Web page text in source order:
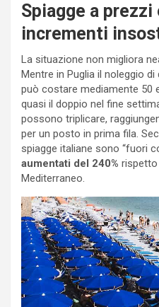
Spiagge a
incrementi
La situazione non migliora
Mentre in Puglia il noleggio
può costare mediamente 50
quasi il doppio nel fine
possono triplicare,
per un posto in prima fila.
spiagge italiane sono “fuori
aumentati del 240% rispetto
Mediterraneo.